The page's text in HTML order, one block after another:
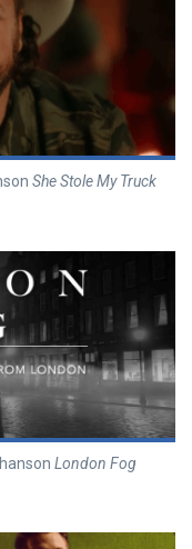
She Stole My Truck
London Fog